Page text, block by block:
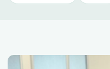
新卒募集要項